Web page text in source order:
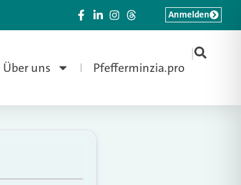
Über uns Pfefferminzia.pro
|
Anmelden